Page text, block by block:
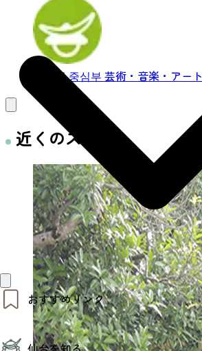
おすすめリンク
仙台夜時間
モデルコース
센다이 중심부 芸術・音楽・アート
近くのスポット